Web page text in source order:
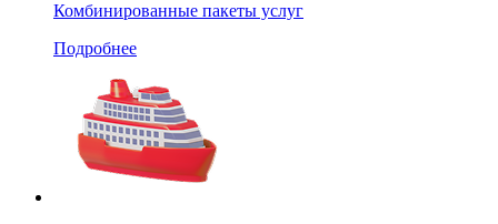
Комбинированные пакеты услуг
Подробнее